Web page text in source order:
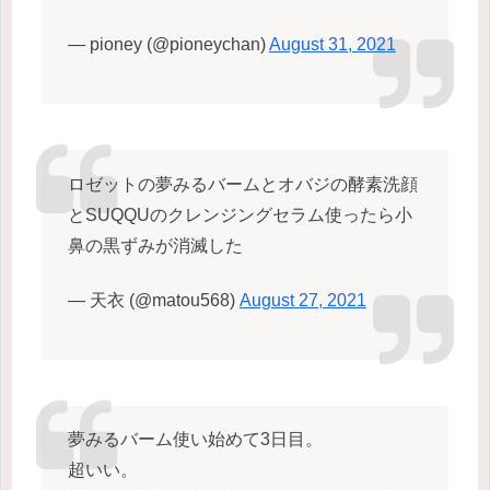
— pioney (@pioneychan)August 31, 2021
ロゼットの夢みるバームとオバジの酵素洗顔
とSUQQUのクレンジングセラム使ったら小
鼻の黒ずみが消滅した
— 天衣 (@matou568) August 27, 2021
夢みるバーム使い始めて3日目。
超いい。